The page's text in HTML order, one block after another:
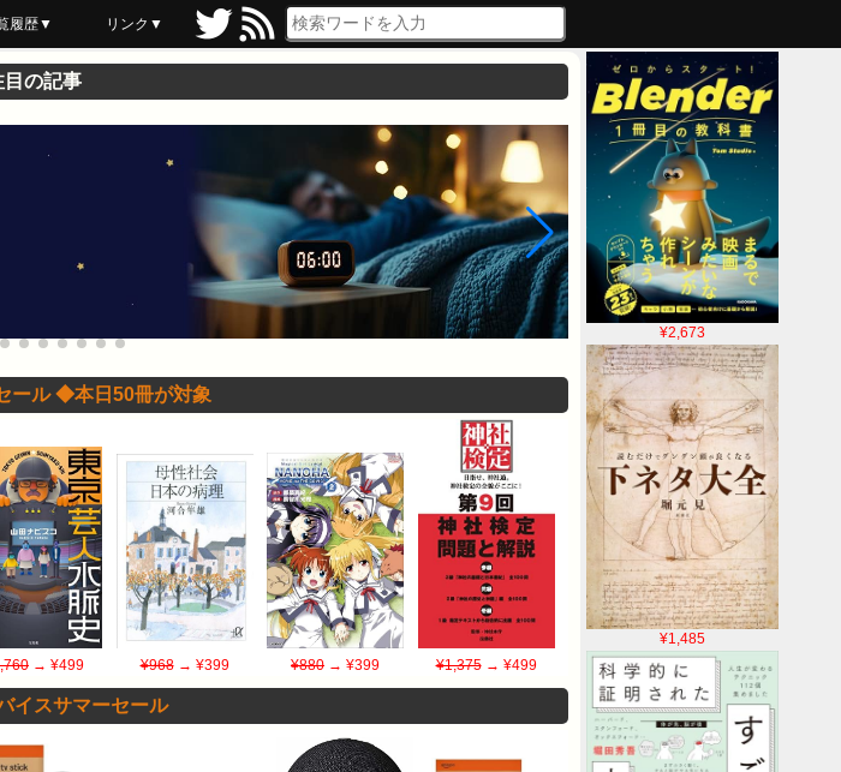
履歴▼
読んだ
で読む
クマーク
リンク▼
¥2,673
¥1,485
目の記事
ール ◆本日50冊が対象
→ ¥499 ¥968→ ¥399 ¥880 → ¥399 ¥1,375→ ¥499
イスサマーセール